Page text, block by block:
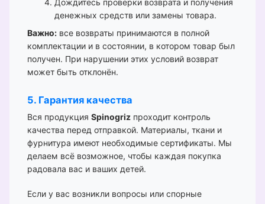
денежных средств или замены товара.
Важно: все возвраты принимаются в полной
комплектации и в состоянии, в котором товар был
получен. При нарушении этих условий возврат
может быть отклонён.
5. Гарантия качества
Вся продукция Spinogriz проходит контроль
качества перед отправкой. Материалы, ткани и
фурнитура имеют необходимые сертификаты. Мы
делаем всё возможное, чтобы каждая покупка
радовала вас и ваших детей.
Если у вас возникли вопросы или спорные